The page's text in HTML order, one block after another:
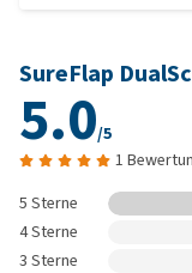
SureFlap
5.0/5
1
5 Sterne
4 Sterne
3 Sterne